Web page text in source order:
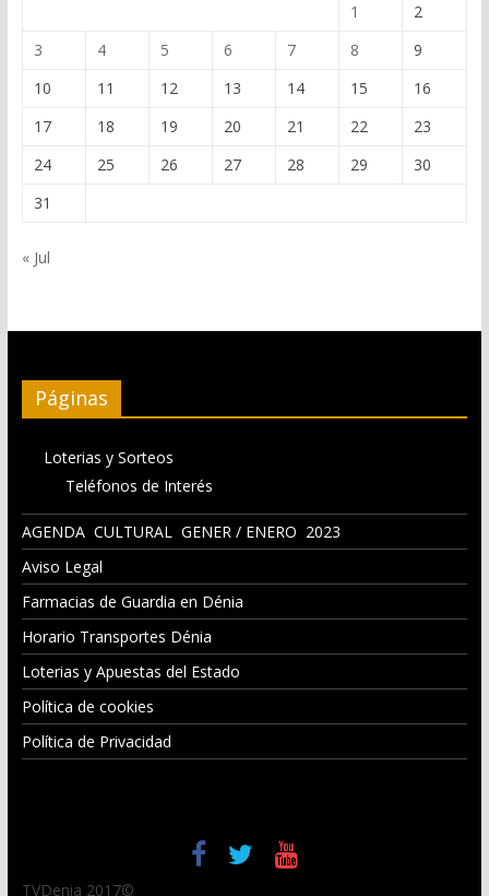
1
2
3
4 5 6 7 8
9
10
11 12 13 14 15
16
17
18 19 20 21 22
23
24
25 26 27 28 29
30
31
« Jul
Páginas
Loterias y Sorteos
Teléfonos de Interés
AGENDA CULTURAL GENER / ENERO 2023
Aviso Legal
Farmacias de Guardia en Dénia
Horario Transportes Dénia
Loterias y Apuestas del Estado
Política de cookies
Política de Privacidad
TVDenia 2017©